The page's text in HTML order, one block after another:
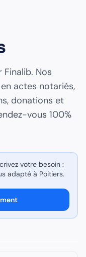
Finalib. Nos
actes notariés,
donations et
vous 100%
votre besoin :
adapté à Poitiers.